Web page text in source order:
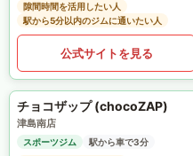
隙間時間を活用したい人
駅から5分以内のジムに通いたい人
公式サイトを見る
チョコザップ (chocoZAP)
津島南店
スポーツジム
駅から車で3分